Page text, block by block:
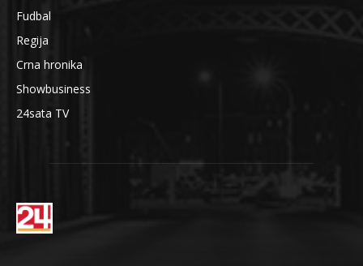
Fudbal
Regija
Crna hronika
Showbusiness
24sata TV